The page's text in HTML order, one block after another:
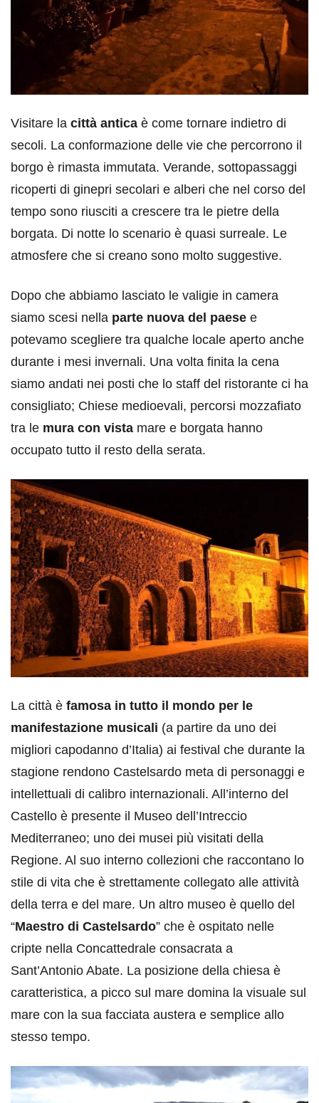
Visitare la città antica è come tornare indietro di
secoli. La conformazione delle vie che percorrono il
borgo è rimasta immutata. Verande, sottopassaggi
ricoperti di ginepri secolari e alberi che nel corso del
tempo sono riusciti a crescere tra le pietre della
borgata. Di notte lo scenario è quasi surreale. Le
atmosfere che si creano sono molto suggestive.
Dopo che abbiamo lasciato le valigie in camera
siamo scesi nella parte nuova del paese e
potevamo scegliere tra qualche locale aperto anche
durante i mesi invernali. Una volta finita la cena
siamo andati nei posti che lo staff del ristorante ci ha
consigliato; Chiese medioevali, percorsi mozzafiato
tra le mura con vista mare e borgata hanno
occupato tutto il resto della serata.
La città è famosa in tutto il mondo per le
manifestazione musicali (a partire da uno dei
migliori capodanno d’Italia) ai festival che durante la
stagione rendono Castelsardo meta di personaggi e
intellettuali di calibro internazionali. All’interno del
Castello è presente il Museo dell’Intreccio
Mediterraneo; uno dei musei più visitati della
Regione. Al suo interno collezioni che raccontano lo
stile di vita che è strettamente collegato alle attività
della terra e del mare. Un altro museo è quello del
“Maestro di Castelsardo” che è ospitato nelle
cripte nella Concattedrale consacrata a
Sant’Antonio Abate. La posizione della chiesa è
caratteristica, a picco sul mare domina la visuale sul
mare con la sua facciata austera e semplice allo
stesso tempo.